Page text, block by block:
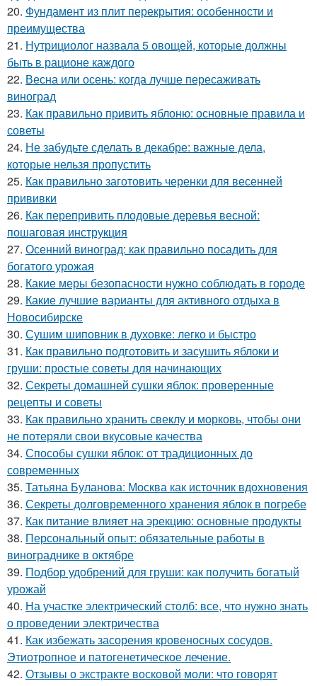
20. Фундамент из плит перекрытия: особенности и
преимущества
21. Нутрициолог назвала 5 овощей, которые должны
быть в рационе каждого
22. Весна или осень: когда лучше пересаживать
виноград
23. Как правильно привить яблоню: основные правила и
советы
24. Не забудьте сделать в декабре: важные дела,
которые нельзя пропустить
25. Как правильно заготовить черенки для весенней
прививки
26. Как перепривить плодовые деревья весной:
пошаговая инструкция
27. Осенний виноград: как правильно посадить для
богатого урожая
28. Какие меры безопасности нужно соблюдать в городе
29. Какие лучшие варианты для активного отдыха в
Новосибирске
30. Сушим шиповник в духовке: легко и быстро
31. Как правильно подготовить и засушить яблоки и
груши: простые советы для начинающих
32. Секреты домашней сушки яблок: проверенные
рецепты и советы
33. Как правильно хранить свеклу и морковь, чтобы они
не потеряли свои вкусовые качества
34. Способы сушки яблок: от традиционных до
современных
35. Татьяна Буланова: Москва как источник вдохновения
36. Секреты долговременного хранения яблок в погребе
37. Как питание влияет на эрекцию: основные продукты
38. Персональный опыт: обязательные работы в
винограднике в октябре
39. Подбор удобрений для груши: как получить богатый
урожай
40. На участке электрический столб: все, что нужно знать
о проведении электричества
41. Как избежать засорения кровеносных сосудов.
Этиотропное и патогенетическое лечение.
42. Отзывы о экстракте восковой моли: что говорят